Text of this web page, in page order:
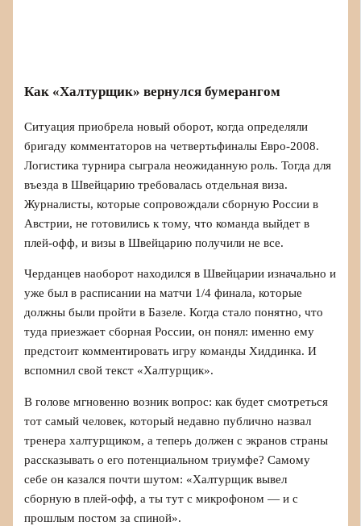
Как «Халтурщик» вернулся бумерангом
Ситуация приобрела новый оборот, когда определяли
бригаду комментаторов на четвертьфиналы Евро‑2008.
Логистика турнира сыграла неожиданную роль. Тогда для
въезда в Швейцарию требовалась отдельная виза.
Журналисты, которые сопровождали сборную России в
Австрии, не готовились к тому, что команда выйдет в
плей‑офф, и визы в Швейцарию получили не все.
Черданцев наоборот находился в Швейцарии изначально и
уже был в расписании на матчи 1/4 финала, которые
должны были пройти в Базеле. Когда стало понятно, что
туда приезжает сборная России, он понял: именно ему
предстоит комментировать игру команды Хиддинка. И
вспомнил свой текст «Халтурщик».
В голове мгновенно возник вопрос: как будет смотреться
тот самый человек, который недавно публично назвал
тренера халтурщиком, а теперь должен с экранов страны
рассказывать о его потенциальном триумфе? Самому
себе он казался почти шутом: «Халтурщик вывел
сборную в плей-офф, а ты тут с микрофоном — и с
прошлым постом за спиной».